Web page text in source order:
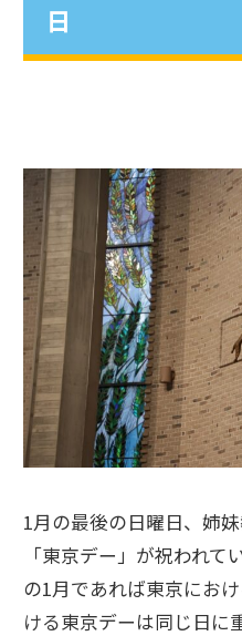
日
1月の最後の日曜日、姉
「東京デー」が祝われ
の1月であれば東京にお
ける東京デーは同じ日に